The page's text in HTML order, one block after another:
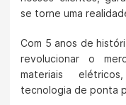
se torne uma
Com 5 anos de
revolucionar o
materiais
tecnologia de ponta